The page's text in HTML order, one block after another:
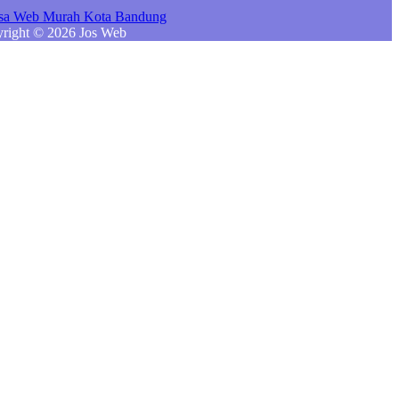
© 2026 Jos Web